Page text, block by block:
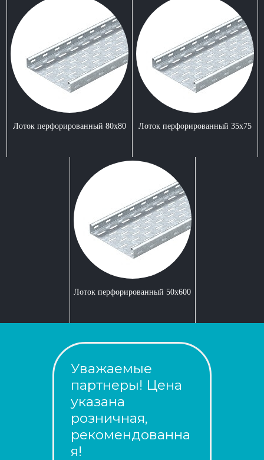
Лоток перфорированный 80x80 Лоток перфорированный 35x75
Лоток перфорированный 50x600
Уважаемые
партнеры! Цена
указана
розничная,
рекомендованна
я!